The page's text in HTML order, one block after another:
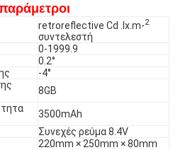
retroreflective Cd .lx.m-2
συντελεστή
0-1999.9
0.2°
-4°
8GB
3500mAh
Συνεχές ρεύμα 8.4V
220mm × 250mm × 80mm